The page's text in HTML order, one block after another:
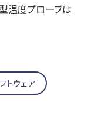
温度プローブは
トウェア